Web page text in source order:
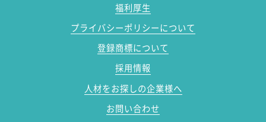
福利厚生
プライバシーポリシーについて
登録商標について
採用情報
人材をお探しの企業様へ
お問い合わせ